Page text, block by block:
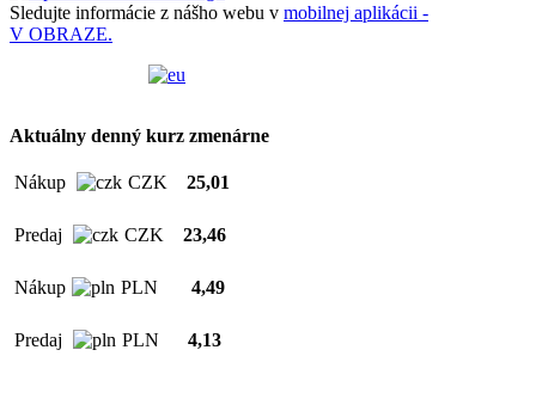
Sledujte informácie z nášho webu v mobilnej aplikácii -
V OBRAZE.
Aktuálny denný kurz zmenárne
Nákup CZK 25,01
Predaj CZK 23,46
Nákup PLN 4,49
Predaj PLN 4,13